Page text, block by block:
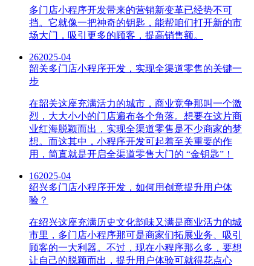
多门店小程序开发带来的营销新变革已经势不可
挡。它就像一把神奇的钥匙，能帮咱们打开新的市
场大门，吸引更多的顾客，提高销售额。
262025-04
韶关多门店小程序开发，实现全渠道零售的关键一
步
在韶关这座充满活力的城市，商业竞争那叫一个激
烈，大大小小的门店遍布各个角落。想要在这片商
业红海脱颖而出，实现全渠道零售是不少商家的梦
想。而这其中，小程序开发可起着至关重要的作
用，简直就是开启全渠道零售大门的 “金钥匙”！
162025-04
绍兴多门店小程序开发，如何用创意提升用户体
验？
在绍兴这座充满历史文化韵味又满是商业活力的城
市里，多门店小程序那可是商家们拓展业务、吸引
顾客的一大利器。不过，现在小程序那么多，要想
让自己的脱颖而出，提升用户体验可就得花点心